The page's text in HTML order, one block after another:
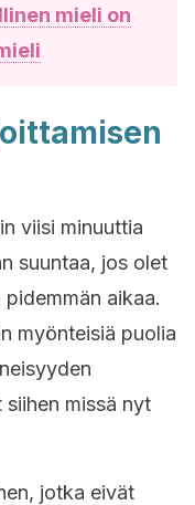
mieli on
viisi minuuttia
suuntaa, jos olet
aikaa.
myönteisiä puolia
missä nyt
jotka eivät